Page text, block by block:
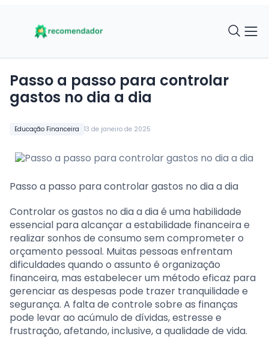
Educação Financeira 13 de janeiro de 2025
Passo a passo para controlar
gastos no dia a dia
Passo a passo para controlar gastos no dia a dia
Controlar os gastos no dia a dia é uma habilidade
essencial para alcançar a estabilidade financeira e
realizar sonhos de consumo sem comprometer o
orçamento pessoal. Muitas pessoas enfrentam
dificuldades quando o assunto é organização
financeira, mas estabelecer um método eficaz para
gerenciar as despesas pode trazer tranquilidade e
segurança. A falta de controle sobre as finanças
pode levar ao acúmulo de dívidas, estresse e
frustração, afetando, inclusive, a qualidade de vida.